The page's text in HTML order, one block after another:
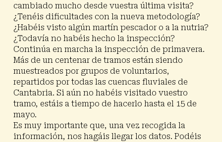
cambiado mucho desde vuestra última visita?
¿Tenéis dificultades con la nueva metodología?
¿Habéis visto algún martín pescador o a la nutria?
¿Todavía no habéis hecho la inspección?
Continúa en marcha la inspección de primavera.
Más de un centenar de tramos están siendo
muestreados por grupos de voluntarios,
repartidos por todas las cuencas fluviales de
Cantabria. Si aún no habéis visitado vuestro
tramo, estáis a tiempo de hacerlo hasta el 15 de
mayo.
Es muy importante que, una vez recogida la
información, nos hagáis llegar los datos. Podéis